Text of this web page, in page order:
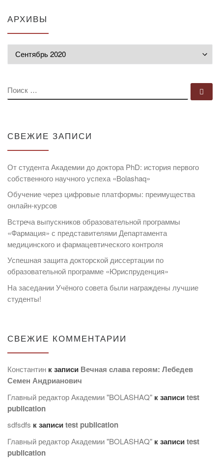
АРХИВЫ
ПОИСК
СВЕЖИЕ ЗАПИСИ
От студента Академии до доктора PhD: история первого
собственного научного успеха «Bolashaq»
Обучение через цифровые платформы: преимущества
онлайн-курсов
Встреча выпускников образовательной программы
«Фармация» с представителями Департамента
медицинского и фармацевтического контроля
Успешная защита докторской диссертации по
образовательной программе «Юриспруденция»
На заседании Учёного совета были награждены лучшие
студенты!
СВЕЖИЕ КОММЕНТАРИИ
Константин к записи Вечная слава героям: Лебедев
Семен Андрианович
Главный редактор Академии "BOLASHAQ" к записиtest
publication
sdfsdfs к записиtest publication
Главный редактор Академии "BOLASHAQ" к записиtest
publication